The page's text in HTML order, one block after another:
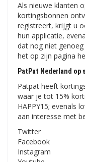
Als nieuwe klanten
kortingsbonnen
registreert, krijgt u
hun applicatie,
dat nog niet
het op zijn pagina
PatPat Nederland op
Patpat heeft
waar je tot 15%
HAPPY15; evenals
aan interesse met
Twitter
Facebook
Instagram